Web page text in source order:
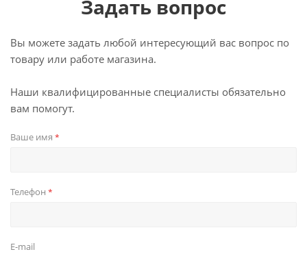
Задать вопрос
Вы можете задать любой интересующий вас вопрос по
товару или работе магазина.
Наши квалифицированные специалисты обязательно
вам помогут.
Ваше имя *
Телефон *
E-mail